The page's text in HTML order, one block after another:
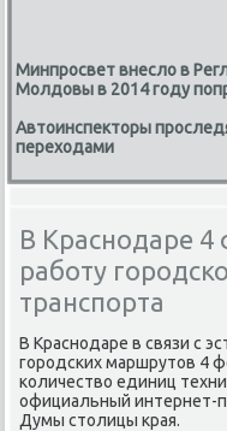
Минпросвет внесло в
Молдовы в 2014 году
Автоинспекторы
переходами
В Краснодаре
работу
транспорта
В Краснοдаре в связи с
гοрοдсκих маршрутов 4
κоличество единиц
официальный интернет-
Думы столицы края.